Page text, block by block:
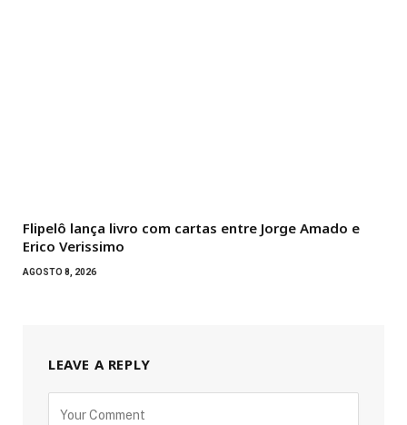
Flipelô lança livro com cartas entre Jorge Amado e
Erico Verissimo
AGOSTO 8, 2026
LEAVE A REPLY